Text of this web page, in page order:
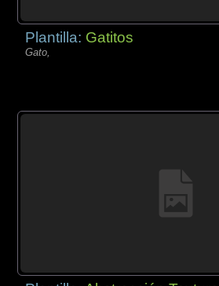
Plantilla: Gatitos
Gato,